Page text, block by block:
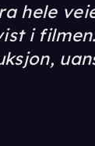
hele
i